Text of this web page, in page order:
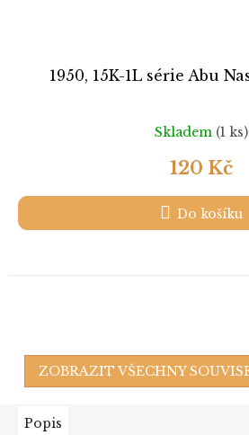
1950, 15K-1L série Abu
Skladem (1 ks)
120 Kč
Do košíku
ZOBRAZIT VŠECHNY
Popis